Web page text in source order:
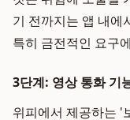
기 전까지는 앱 내에
특히 금전적인 요구
3단계: 영상 통화 기
위피에서 제공하는 '